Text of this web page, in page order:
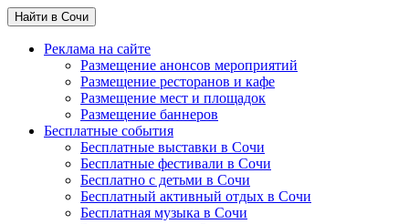
Найти в Сочи
Реклама на сайте
Размещение анонсов мероприятий
Размещение ресторанов и кафе
Размещение мест и площадок
Размещение баннеров
Бесплатные события
Бесплатные выставки в Сочи
Бесплатные фестивали в Сочи
Бесплатно с детьми в Сочи
Бесплатный активный отдых в Сочи
Бесплатная музыка в Сочи